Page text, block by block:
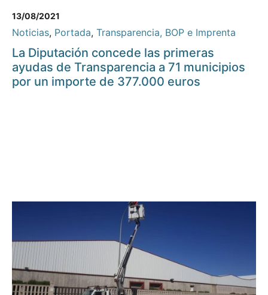
13/08/2021
Noticias, Portada, Transparencia, BOP e Imprenta
La Diputación concede las primeras
ayudas de Transparencia a 71 municipios
por un importe de 377.000 euros